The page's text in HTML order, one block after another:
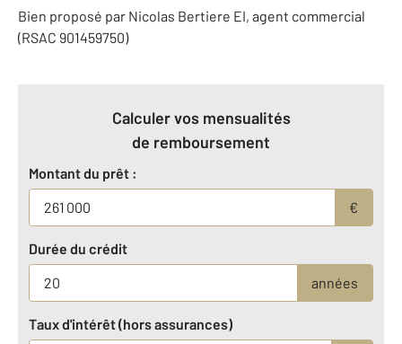
Bien proposé par Nicolas Bertiere EI, agent commercial
(RSAC 901459750)
Calculer vos mensualités
de remboursement
Montant du prêt :
€
Durée du crédit
années
Taux d'intérêt (hors assurances)